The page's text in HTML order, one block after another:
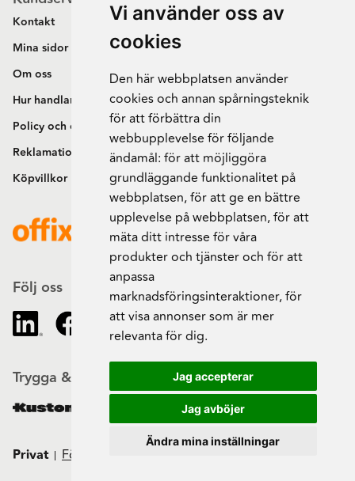
Vi använder oss av
cookies
Den här webbplatsen använder
cookies och annan spårningsteknik
för att förbättra din
webbupplevelse för följande
ändamål: för att möjliggöra
grundläggande funktionalitet på
webbplatsen,för att ge en bättre
upplevelse på webbplatsen,för att
mäta ditt intresse för våra
produkter och tjänster och för att
anpassa
marknadsföringsinteraktioner,för
att visa annonser som är mer
relevanta för dig.
Jag accepterar
Jag avböjer
Ändra mina inställningar
Kontakt
Mina sidor
Om oss
Hur handlar jag?
Policy och cookies
Reklamation och retur
Köpvillkor
Följ oss
Trygga & säkra beställningar
Privat Företag